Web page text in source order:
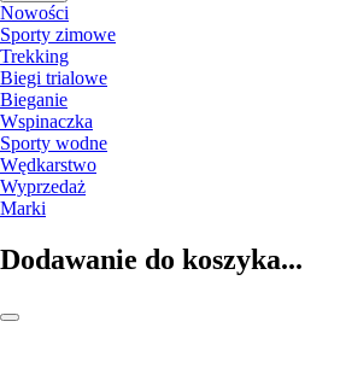
Nowości
Sporty zimowe
Trekking
Biegi trialowe
Bieganie
Wspinaczka
Sporty wodne
Wędkarstwo
Wyprzedaż
Marki
Dodawanie do koszyka...